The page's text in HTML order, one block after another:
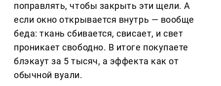
поправлять, чтобы закрыть эти щели. А
если окно открывается внутрь — вообще
беда: ткань сбивается, свисает, и свет
проникает свободно. В итоге покупаете
блэкаут за 5 тысяч, а эффекта как от
обычной вуали.